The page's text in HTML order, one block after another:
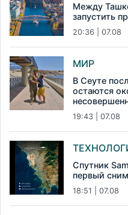
Между
запустить
20:36 | 07.08
МИР
В Сеуте
остаются
19:43 | 07.08
Спутник
первый
18:51 | 07.08